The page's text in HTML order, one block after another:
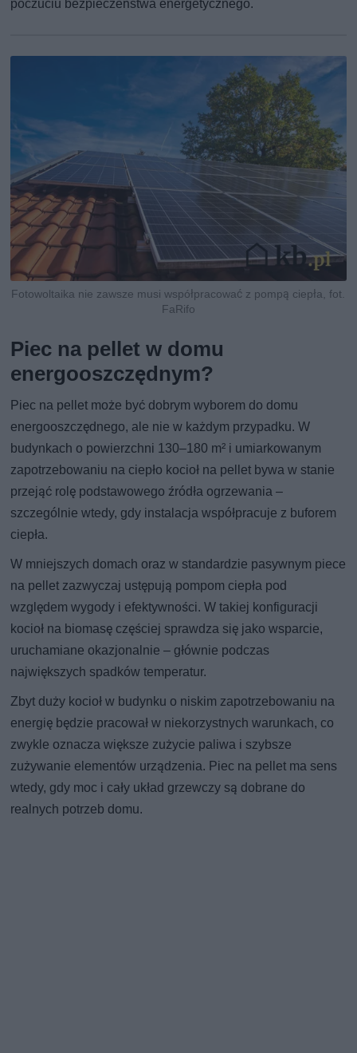
poczuciu bezpieczeństwa energetycznego.
Fotowoltaika nie zawsze musi współpracować z pompą ciepła, fot.
FaRifo
Piec na pellet w domu
energooszczędnym?
Piec na pellet może być dobrym wyborem do domu
energooszczędnego, ale nie w każdym przypadku. W
budynkach o powierzchni 130–180 m² i umiarkowanym
zapotrzebowaniu na ciepło kocioł na pellet bywa w stanie
przejąć rolę podstawowego źródła ogrzewania –
szczególnie wtedy, gdy instalacja współpracuje z buforem
ciepła.
W mniejszych domach oraz w standardzie pasywnym piece
na pellet zazwyczaj ustępują pompom ciepła pod
względem wygody i efektywności. W takiej konfiguracji
kocioł na biomasę częściej sprawdza się jako wsparcie,
uruchamiane okazjonalnie – głównie podczas
największych spadków temperatur.
Zbyt duży kocioł w budynku o niskim zapotrzebowaniu na
energię będzie pracował w niekorzystnych warunkach, co
zwykle oznacza większe zużycie paliwa i szybsze
zużywanie elementów urządzenia. Piec na pellet ma sens
wtedy, gdy moc i cały układ grzewczy są dobrane do
realnych potrzeb domu.